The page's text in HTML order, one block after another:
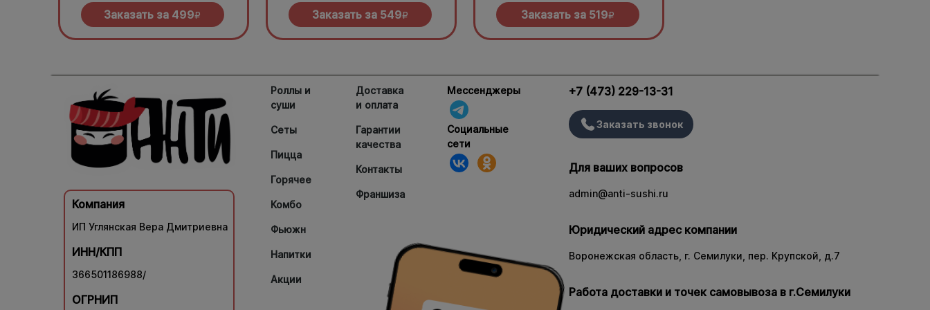
Заказать за 499R
барбекю.Заказать за 549R Заказать за 519R
Компания
ИП Углянская Вера Дмитриевна
ИНН/КПП
366501186988/
ОГРНИП
Роллы и
суши
Сеты
Пицца
Горячее
Комбо
Фьюжн
Напитки
Акции
Доставка
и оплата
Гарантии
качества
Контакты
Франшиза
Мессенджеры
Социальные
сети
+7 (473) 229-13-31
Заказать звонок
Для ваших вопросов
admin@anti-sushi.ru
Юридический адрес компании
Воронежская область, г. Семилуки, пер. Крупской, д.7
Работа доставки и точек самовывоза в г.Семилуки